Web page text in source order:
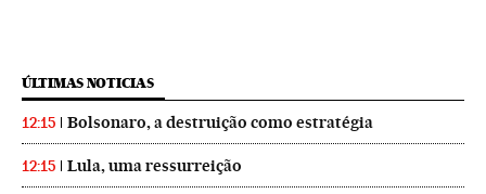
ÚLTIMAS NOTICIAS
12:15 Bolsonaro, a destruição como estratégia
12:15 Lula, uma ressurreição